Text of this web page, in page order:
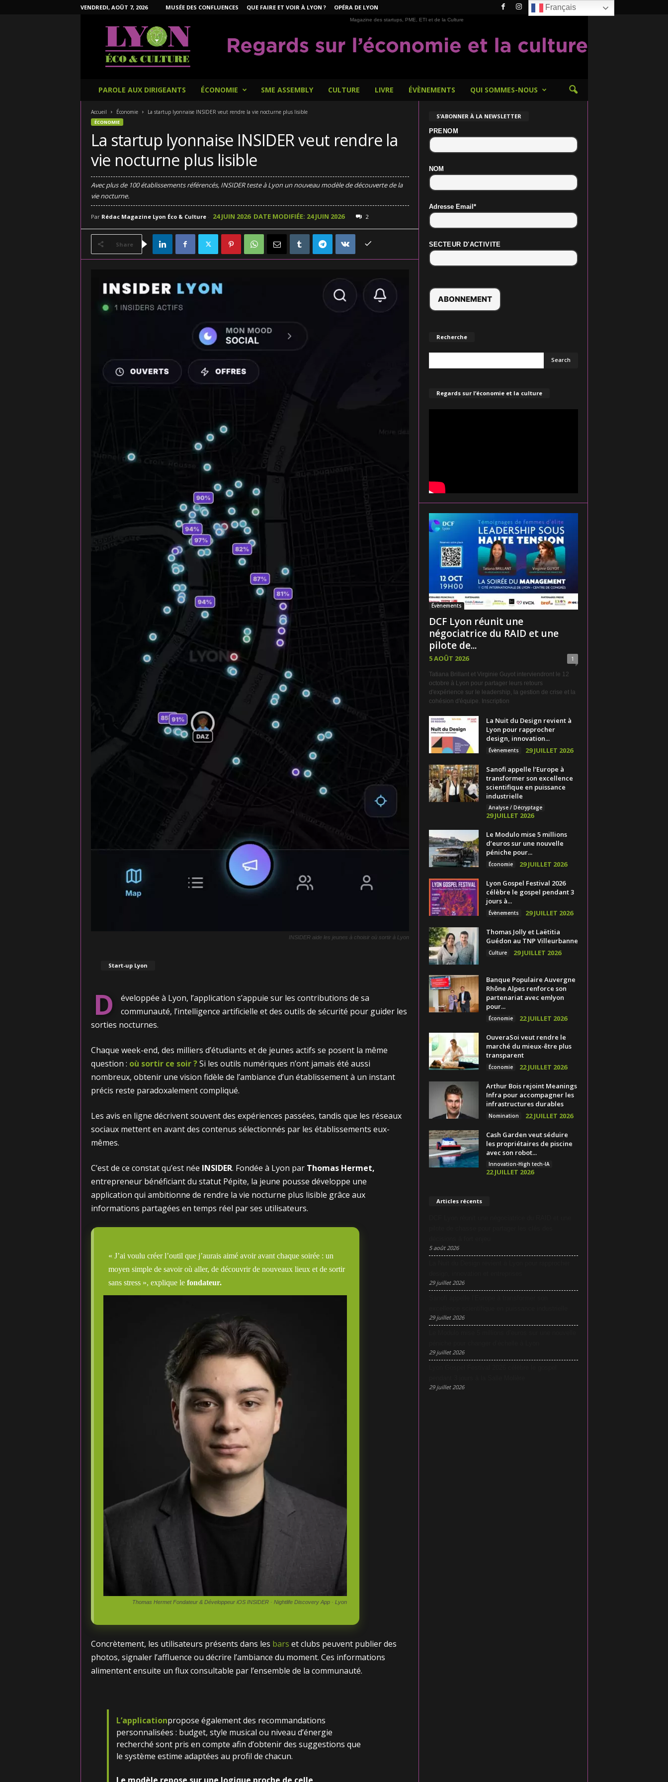
VENDREDI, AOÛT 7, 2026 MUSÉE DES CONFLUENCES QUE FAIRE ET VOIR À LYON ? OPÉRA DE LYON
Magazine des startups, PME, ETI et de la Culture
PAROLE AUX DIRIGEANTS ÉCONOMIE SME ASSEMBLY CULTURE LIVRE ÉVÈNEMENTS QUI SOMMES-NOUS
Accueil Économie La startup lyonnaise INSIDER veut rendre la vie nocturne plus lisible
ÉCONOMIE
La startup lyonnaise INSIDER veut rendre la
vie nocturne plus lisible
Avec plus de 100 établissements référencés, INSIDER teste à Lyon un nouveau modèle de découverte de la
vie nocturne.
Par Rédac Magazine Lyon Éco & Culture- 24 JUIN 2026 DATE MODIFIÉE: 24 JUIN 2026 2
Share
INSIDER aide les jeunes à choisir où sortir à Lyon
Start-up Lyon
D
éveloppée à Lyon, l’application s’appuie sur les contributions de sa
communauté, l’intelligence artificielle et des outils de sécurité pour guider les
sorties nocturnes.
Chaque week-end, des milliers d’étudiants et de jeunes actifs se posent la même
question : où sortir ce soir ?Si les outils numériques n’ont jamais été aussi
nombreux, obtenir une vision fidèle de l’ambiance d’un établissement à un instant
précis reste paradoxalement compliqué.
Les avis en ligne décrivent souvent des expériences passées, tandis que les réseaux
sociaux mettent en avant des contenus sélectionnés par les établissements eux-
mêmes.
C’est de ce constat qu’est née INSIDER. Fondée à Lyon par Thomas Hermet,
entrepreneur bénéficiant du statut Pépite, la jeune pousse développe une
application qui ambitionne de rendre la vie nocturne plus lisible grâce aux
informations partagées en temps réel par ses utilisateurs.
« J’ai voulu créer l’outil que j’aurais aimé avoir avant chaque soirée : un
moyen simple de savoir où aller, de découvrir de nouveaux lieux et de sortir
sans stress », explique le fondateur.
Thomas Hermet Fondateur & Développeur iOS INSIDER · Nightlife Discovery App · Lyon
Concrètement, les utilisateurs présents dans les bars et clubs peuvent publier des
photos, signaler l’affluence ou décrire l’ambiance du moment. Ces informations
alimentent ensuite un flux consultable par l’ensemble de la communauté.
L’applicationpropose également des recommandations
personnalisées : budget, style musical ou niveau d’énergie
recherché sont pris en compte afin d’obtenir des suggestions que
le système estime adaptées au profil de chacun.
S’ABONNER À LA NEWSLETTER
PRENOM
NOM
Adresse Email*
SECTEUR D'ACTIVITE
Recherche
Regards sur l’économie et la culture
Évènements
DCF Lyon réunit une
négociatrice du RAID et une
pilote de...
5 AOÛT 2026 1
Tatiana Brillant et Virginie Guyot interviendront le 12
octobre à Lyon pour partager leurs retours
d'expérience sur le leadership, la gestion de crise et la
cohésion d'équipe. Inscription
La Nuit du Design revient à
Lyon pour rapprocher
design, innovation...
Évènements 29 JUILLET 2026
Sanofi appelle l’Europe à
transformer son excellence
scientifique en puissance
industrielle
Analyse / Décryptage
29 JUILLET 2026
Le Modulo mise 5 millions
d’euros sur une nouvelle
péniche pour...
Économie 29 JUILLET 2026
Lyon Gospel Festival 2026
célèbre le gospel pendant 3
jours à...
Évènements 29 JUILLET 2026
Thomas Jolly et Laëtitia
Guédon au TNP Villeurbanne
Culture 29 JUILLET 2026
Banque Populaire Auvergne
Rhône Alpes renforce son
partenariat avec emlyon
pour...
Économie 22 JUILLET 2026
OuveraSoi veut rendre le
marché du mieux-être plus
transparent
Économie 22 JUILLET 2026
Arthur Bois rejoint Meanings
Infra pour accompagner les
infrastructures durables
Nomination 22 JUILLET 2026
Cash Garden veut séduire
les propriétaires de piscine
avec son robot...
Innovation-High tech-IA
22 JUILLET 2026
Articles récents
5 août 2026
29 juillet 2026
29 juillet 2026
29 juillet 2026
29 juillet 2026
Français